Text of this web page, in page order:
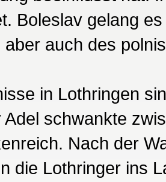
Boleslav gelang
aber auch des
in Lothringen
Adel schwankte
Nach der
die Lothringer ins